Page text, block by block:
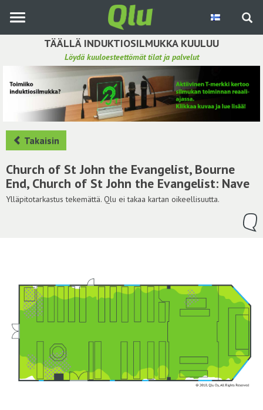
pääsisältöön
TÄÄLLÄ INDUKTIOSILMUKKA KUULUU
Löydä kuuloesteettömät tilat ja palvelut
Etsi induktiosilmukka
Tee ehdotus ja vaikuta kuulemiskokemukseen
Hae ehdotuksia
Käyttöohje
Yhteydenottopyyntö
Takaisin
Church of St John the Evangelist, Bourne
End, Church of St John the Evangelist: Nave
Ylläpitotarkastus tekemättä. Qlu ei takaa kartan oikeellisuutta.